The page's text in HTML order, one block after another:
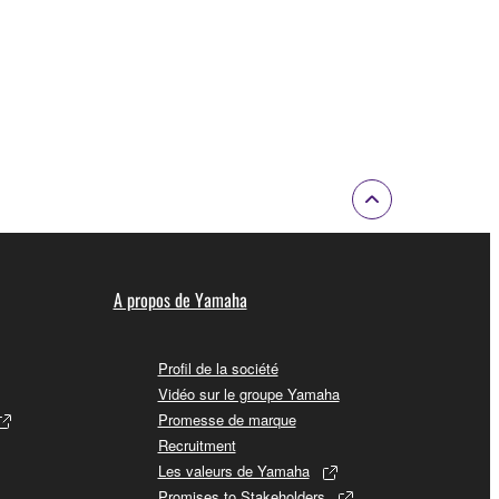
A propos de Yamaha
Profil de la société
Vidéo sur le groupe Yamaha
Promesse de marque
Recruitment
Les valeurs de Yamaha